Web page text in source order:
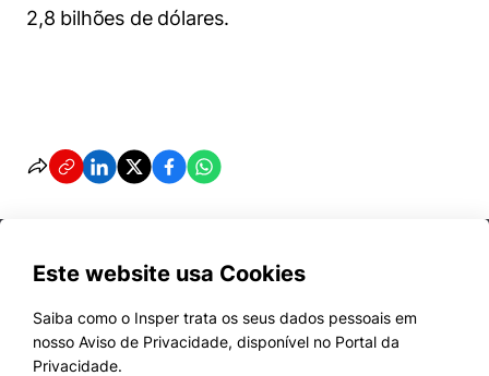
2,8 bilhões de dólares.
Este website usa Cookies
Saiba como o Insper trata os seus dados pessoais em
nosso Aviso de Privacidade, disponível no Portal da
Privacidade.
Cursos